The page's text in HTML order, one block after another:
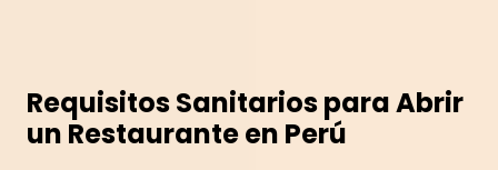
Requisitos Sanitarios para Abrir
un Restaurante en Perú